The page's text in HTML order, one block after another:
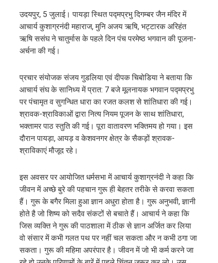
उदयपुर, 5 जुलाई। पायड़ा स्थित पद्मप्रभु दिगम्बर जैन मंदिर में
आचार्य कुशाग्रनंदी महाराज, मुनि अजय ऋषि, भट्टारक अरिहंत
ऋषि ससंघ ने चातुर्मास के पहले दिन पंच परमेष्ठ भगवान की पूजना-
अर्चना की गई।
प्रचार संयोजक संजय गुडलिया एवं दीपक चिबोडिया ने बताया कि
आचार्य संघ के सानिध्य में प्रात: 7 बजे मूलनायक भगवान पद्मप्रभु
पर पंचामृत व सुगन्धित धारा का रजत कलश से शांतिधारा की गई।
श्रावक-श्राविकाओं द्वारा नित्य नियम पूजन के साथ शांतिधारा,
भक्तामर पाठ स्तुति की गई। पूरा वातावरण भक्तिमय हो गया। इस
दौरान पायड़ा, आयड़ व केशवनगर क्षेत्र के सैकड़ों श्रावक-
श्राविकाएं मौजूद रहे।
इस अवसर पर आयोजित धर्मसभा में आचार्य कुशाग्रनंदी ने कहा कि
जीवन में अच्छे बुरे की पहचान गुरू ही बेहतर तरीके से करवा सकता
हैं। गुरू के बगैर मिला हुआ ज्ञान अधुरा होता है। गुरू अनुभवी, ज्ञानी
होते है जो शिष्य को सदैव संकटों से बचाते हैं। आचार्य ने कहा कि
जिस व्यक्ति ने गुरू की पाठशाला में ठीक से ज्ञान अर्जित कर लिया
वो संसार में कभी गलत पथ पर नहीं चल सकता और न कभी ठगा जा
सकता। गुरू की महिमा अपरंपार है। जीवन में जो भी कर्म करने जा